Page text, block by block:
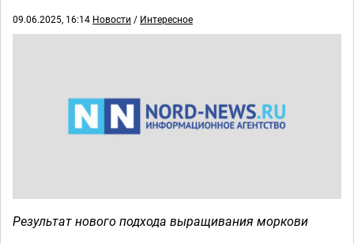
09.06.2025, 16:14 Новости / Интересное
Результат нового подхода выращивания моркови